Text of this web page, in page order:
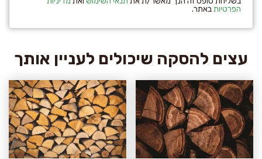
הפרטיותבאתר.
עצים להסקה שיכולים לעניין אותך